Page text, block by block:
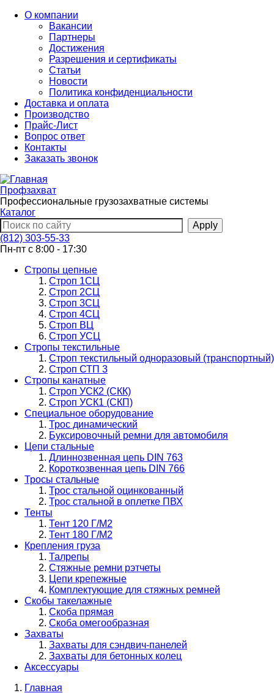
Перейти
основному
содержанию
О компании
Вакансии
Партнеры
Достижения
Разрешения и сертификаты
Статьи
Новости
Политика конфиденциальности
Доставка и оплата
Производство
Прайс-Лист
Вопрос ответ
Контакты
Заказать звонок
Профзахват
Профессиональные грузозахватные системы
Каталог
(812) 303-55-33
Пн-пт с 8:00 - 17:30
Стропы цепные
Строп 1СЦ
Строп 2СЦ
Строп 3СЦ
Строп 4СЦ
Строп ВЦ
Строп УСЦ
Стропы текстильные
Строп текстильный одноразовый (транспортный)
Строп СТП 3
Стропы канатные
Строп УСК2 (СКК)
Строп УСК1 (СКП)
Специальное оборудование
Трос динамический
Буксировочный ремни для автомобиля
Цепи стальные
Длиннозвенная цепь DIN 763
Короткозвенная цепь DIN 766
Тросы стальные
Трос стальной оцинкованный
Трос стальной в оплетке ПВХ
Тенты
Тент 120 Г/М2
Тент 180 Г/М2
Крепления груза
Талрепы
Стяжные ремни рэтчеты
Цепи крепежные
Комплектующие для стяжных ремней
Скобы такелажные
Скоба прямая
Скоба омегообразная
Захваты
Захваты для сэндвич-панелей
Захваты для бетонных колец
Аксессуары
Главная